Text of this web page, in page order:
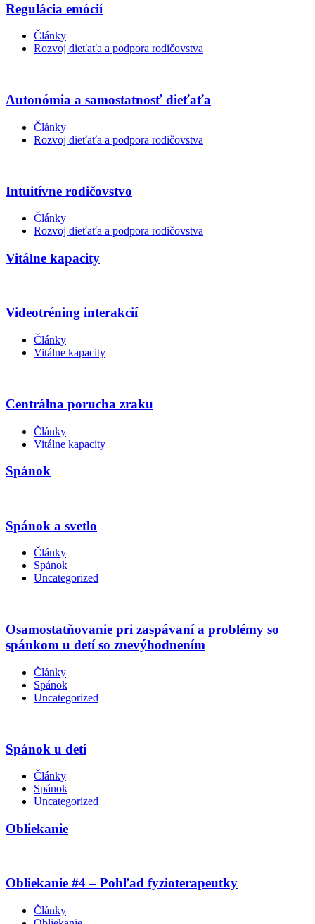
Regulácia emócií
Články
Rozvoj dieťaťa a podpora rodičovstva
Autonómia a samostatnosť dieťaťa
Články
Rozvoj dieťaťa a podpora rodičovstva
Intuitívne rodičovstvo
Články
Rozvoj dieťaťa a podpora rodičovstva
Vitálne kapacity
Videotréning interakcií
Články
Vitálne kapacity
Centrálna porucha zraku
Články
Vitálne kapacity
Spánok
Spánok a svetlo
Články
Spánok
Uncategorized
Osamostatňovanie pri zaspávaní a problémy so
spánkom u detí so znevýhodnením
Články
Spánok
Uncategorized
Spánok u detí
Články
Spánok
Uncategorized
Obliekanie
Obliekanie #4 – Pohľad fyzioterapeutky
Články